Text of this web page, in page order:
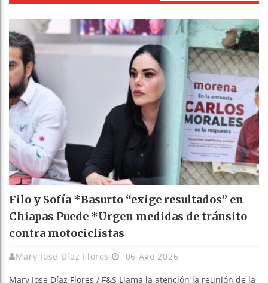
Filo y Sofía *Basurto “exige resultados” en
Chiapas Puede *Urgen medidas de tránsito
contra motociclistas
Mary Jose Díaz Flores 06 Ago 2026
Mary Jose Díaz Flores / F&S Llama la atención la reunión de la